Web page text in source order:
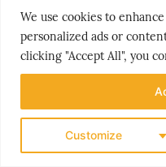
We use cookies to
personalized ads or
clicking "Accept All", you
Customize
LØKKENS NYE LIV